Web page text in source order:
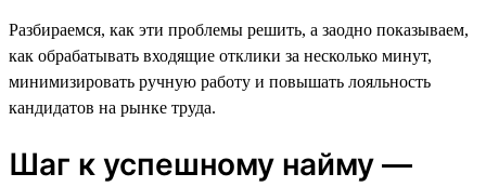
Разбираемся, как эти проблемы решить, а заодно показываем,
как обрабатывать входящие отклики за несколько минут,
минимизировать ручную работу и повышать лояльность
кандидатов на рынке труда.
Шаг к успешному найму —